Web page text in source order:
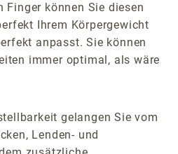
können Sie diesen
Ihrem Körpergewicht
anpasst. Sie können
immer optimal, als wäre
gelangen Sie vom
Lenden- und